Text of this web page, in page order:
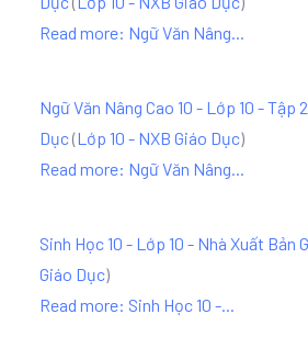
Read more: Ngữ Văn Nâng...
Ngữ Văn Nâng Cao 10 - Lớp 10 - Tập
Dục(Lớp 10 - NXB Giáo Dục)
Read more: Ngữ Văn Nâng...
Sinh Học 10 - Lớp 10 - Nhà Xuất Bản
Giáo Dục)
Read more: Sinh Học 10 -...